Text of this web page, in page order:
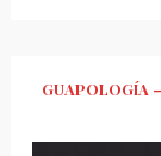
GUAPOLOGÍA